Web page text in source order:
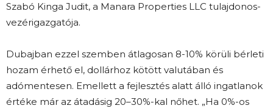
Szabó Kinga Judit, a Manara Properties LLC tulajdonos-
vezérigazgatója.
Dubajban ezzel szemben átlagosan 8-10% körüli bérleti
hozam érhető el, dollárhoz kötött valutában és
adómentesen. Emellett a fejlesztés alatt álló ingatlanok
értéke már az átadásig 20–30%-kal nőhet. „Ha 0%-os